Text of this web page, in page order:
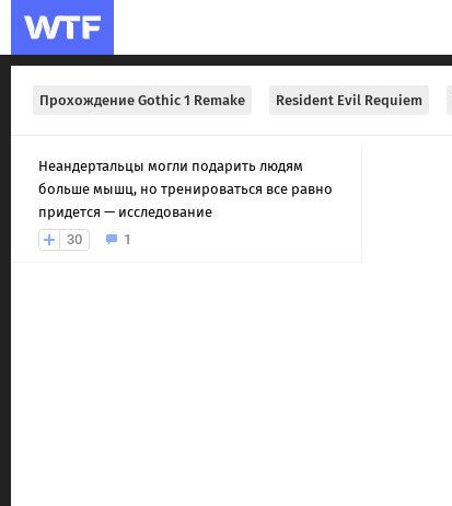
Прохождение Gothic 1 Remake Resident Evil Requiem
Неандертальцы могли подарить людям
больше мышц, но тренироваться все равно
придется — исследование
30
1